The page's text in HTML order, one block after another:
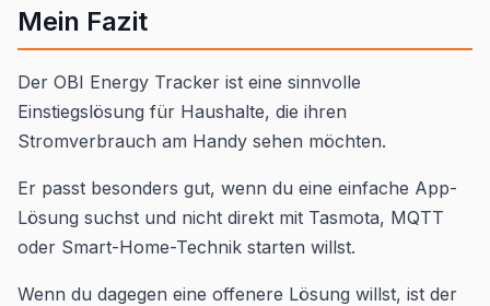
Mein Fazit
Der OBI Energy Tracker ist eine sinnvolle
Einstiegslösung für Haushalte, die ihren
Stromverbrauch am Handy sehen möchten.
Er passt besonders gut, wenn du eine einfache App-
Lösung suchst und nicht direkt mit Tasmota, MQTT
oder Smart-Home-Technik starten willst.
Wenn du dagegen eine offenere Lösung willst, ist der